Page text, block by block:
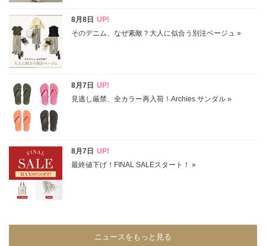
価格
表示オプション
すべて
SALE商品
再入荷 ラスト1
ニュースをもっと見る